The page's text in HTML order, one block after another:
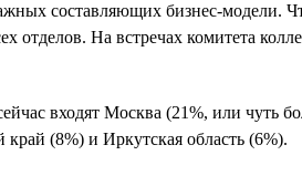
составляющих бизнес-модели.
отделов. На встречах комитета
входят Москва (21%, или чуть
(8%) и Иркутская область (6%).